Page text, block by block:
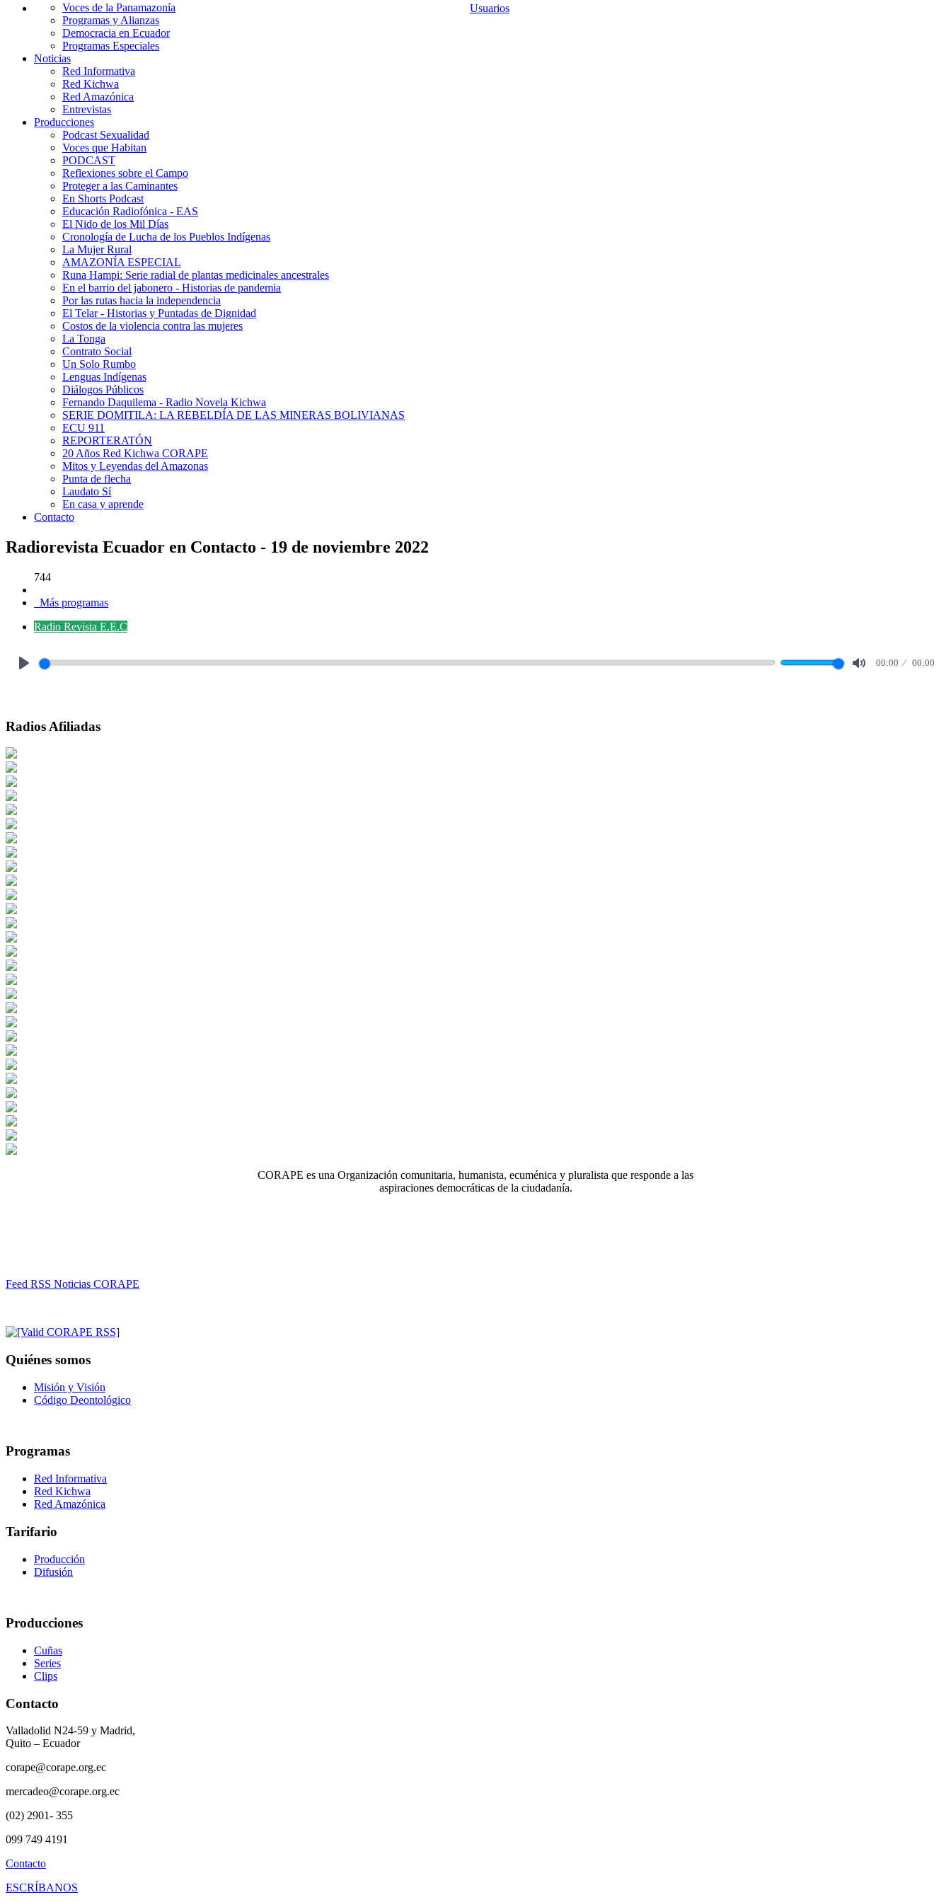
Usuarios
Voces de la Panamazonía
Programas y Alianzas
Democracia en Ecuador
Programas Especiales
Noticias
Red Informativa
Red Kichwa
Red Amazónica
Entrevistas
Producciones
Podcast Sexualidad
Voces que Habitan
PODCAST
Reflexiones sobre el Campo
Proteger a las Caminantes
En Shorts Podcast
Educación Radiofónica - EAS
El Nido de los Mil Días
Cronología de Lucha de los Pueblos Indígenas
La Mujer Rural
AMAZONÍA ESPECIAL
Runa Hampi: Serie radial de plantas medicinales ancestrales
En el barrio del jabonero - Historias de pandemia
Por las rutas hacia la independencia
El Telar - Historias y Puntadas de Dignidad
Costos de la violencia contra las mujeres
La Tonga
Contrato Social
Un Solo Rumbo
Lenguas Indígenas
Diálogos Públicos
Fernando Daquilema - Radio Novela Kichwa
SERIE DOMITILA: LA REBELDÍA DE LAS MINERAS BOLIVIANAS
ECU 911
REPORTERATÓN
20 Años Red Kichwa CORAPE
Mitos y Leyendas del Amazonas
Punta de flecha
Laudato Sí
En casa y aprende
Contacto
Radiorevista Ecuador en Contacto - 19 de noviembre 2022
744
Más programas
Radio Revista E.E.C
00:00 00:00
Radios Afiliadas
CORAPE es una Organización comunitaria, humanista, ecuménica y pluralista que responde a las
aspiraciones democráticas de la ciudadanía.
Feed RSS Noticias CORAPE
Quiénes somos
Misión y Visión
Código Deontológico
Programas
Red Informativa
Red Kichwa
Red Amazónica
Tarifario
Producción
Difusión
Producciones
Cuñas
Series
Clips
Contacto
Valladolid N24-59 y Madrid,
Quito – Ecuador
corape@corape.org.ec
mercadeo@corape.org.ec
(02) 2901- 355
099 749 4191
Contacto
ESCRÍBANOS